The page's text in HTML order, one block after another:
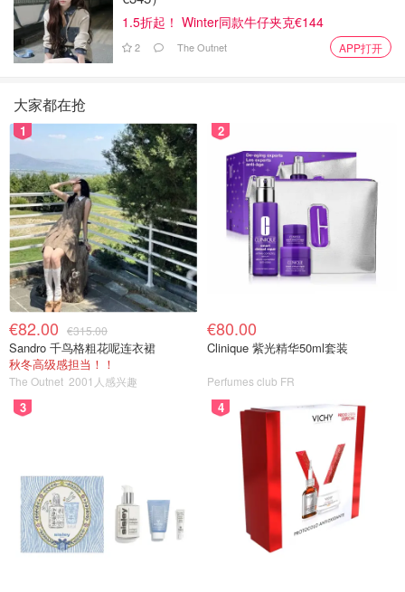
1.5折起！ Winter同款牛仔夹克€144
2 The Outnet APP打开
大家都在抢
1
€82.00 €315.00
Sandro 千鸟格粗花呢连衣裙
秋冬高级感担当！！
The Outnet 2001人感兴趣
2
€80.00
Clinique 紫光精华50ml套装
Perfumes club FR
3 4